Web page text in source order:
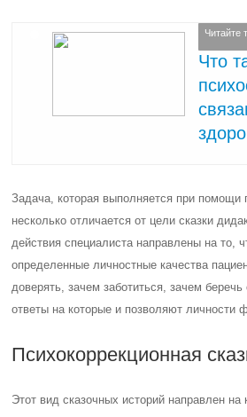
Читайте
Что
Задача, которая выполняется при помощи
несколько отличается от цели сказки
действия специалиста направлены на то,
определенные личностные качества
доверять, зачем заботиться, зачем
ответы на которые и позволяют личности
Психокоррекционная
Этот вид сказочных историй направлен